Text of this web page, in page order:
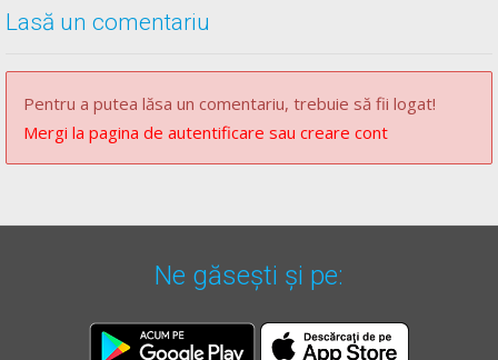
Pentru variantaC
Situația nu este reglementată prin articole de lege. Ține
(Regulamentul codului rutier)
Lasă un comentariu
Pentru a putea lăsa un comentariu, trebuie să fii logat!
Mergi la pagina de autentificare sau creare cont
Ne găsești și pe: